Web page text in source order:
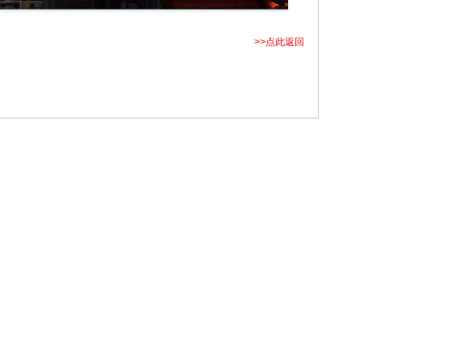
>>点此返回